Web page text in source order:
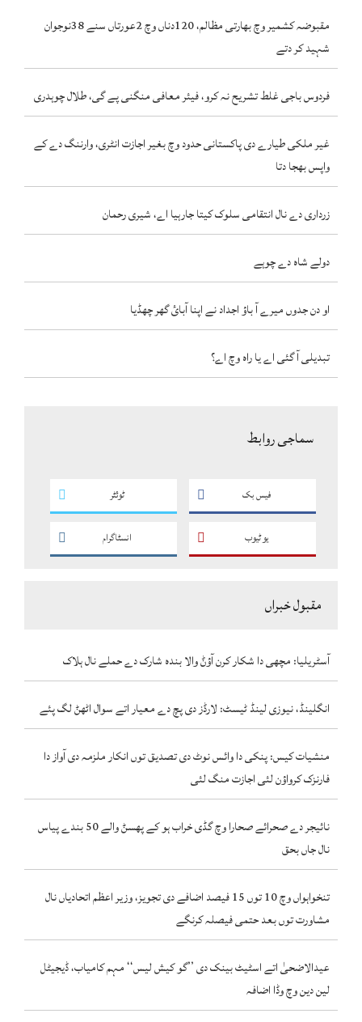
مقبوضہ کشمیر وچ بھارتی مظالم، 120دناں وچ 2عورتاں سنے 38نوجوان
شہید کر دتے
فردوس باجی غلط تشریح نہ کرو، فیئر معافی منگنی پے گی، طلال چوہدری
غیر ملکی طیارے دی پاکستانی حدود وچ بغیر اجازت انٹری، وارننگ دے کے
واپس بھجا دتا
زرداری دے نال انتقامی سلوک کیتا جارہیا اے، شیری رحمان
دولے شاہ دے چوہے
او دن جدوں میرے آ باؤ اجداد نے اپنا آبائ گھر چھڈیا
تبدیلی آ گئی اے یا راہ وچ اے؟
سماجی روابط
فیس بک ٹوئٹر
یو ٹیوب انسٹاگرام
مقبول خبراں
آسٹریلیا: مچھی دا شکار کرن آؤݨ والا بندہ شارک دے حملے نال ہلاک
انگلینڈ، نیوزی لینڈ ٹیسٹ: لارڈز دی پچ دے معیار اتے سوال اٹھݨ لگ پئے
منشیات کیس: پنکی دا وائس نوٹ دی تصدیق توں انکار ملزمہ دی آواز دا
فارنزک کرواؤن لئی اجازت منگ لئی
نائیجر دے صحرائے صحارا وچ گڈی خراب ہو کے پھسݨ والے 50 بندے پیاس
نال جاں بحق
تنخواہواں وچ 10 توں 15 فیصد اضافے دی تجویز، وزیر اعظم اتحادیاں نال
مشاورت توں بعد حتمی فیصلہ کرنگے
عیدالاضحیٰ اتے اسٹیٹ بینک دی ’’گو کیش لیس‘‘ مہم کامیاب، ڈیجیٹل
لین دین وچ وڈا اضافہ